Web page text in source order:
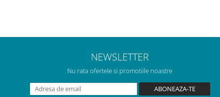
NEWSLETTER
Nu rata ofertele si promotiile noastre